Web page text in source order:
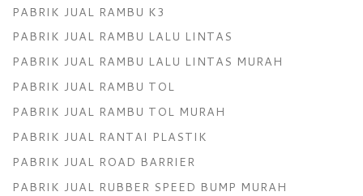
PABRIK JUAL RAMBU K3
PABRIK JUAL RAMBU LALU LINTAS
PABRIK JUAL RAMBU LALU LINTAS MURAH
PABRIK JUAL RAMBU TOL
PABRIK JUAL RAMBU TOL MURAH
PABRIK JUAL RANTAI PLASTIK
PABRIK JUAL ROAD BARRIER
PABRIK JUAL RUBBER SPEED BUMP MURAH